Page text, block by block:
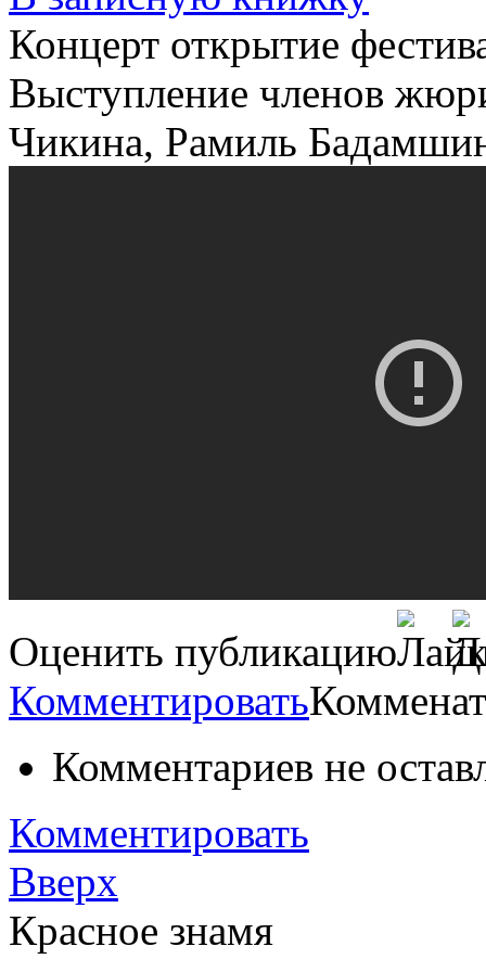
Концерт открытие
Выступление членов
Чикина, Рамиль
Оценить публикацию
Комментировать
Комментариев не
Комментировать
Вверх
Красное знамя